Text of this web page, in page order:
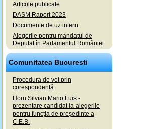
Articole publicate
DASM Raport 2023
Documente de uz intern
Alegerile pentru mandatul de
Deputat în Parlamentul României
Comunitatea Bucuresti
Procedura de vot prin
corespondență
Horn Silvian Mario Luis -
prezentare candidat la alegerile
pentru funcția de președinte a
C.E.B.